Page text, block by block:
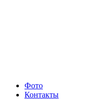
Фото
Контакты